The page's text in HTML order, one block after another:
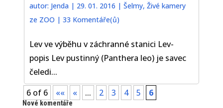
autor: Jenda | 29. 01. 2016 |Šelmy,Živé kamery
ze ZOO |33 Komentáře(ů)
Lev ve výběhu v záchranné stanici Lev-
popis Lev pustinný (Panthera leo) je savec
čeledi...
6 of 6
«« « ... 2 3 4 5 6
Nové komentáře